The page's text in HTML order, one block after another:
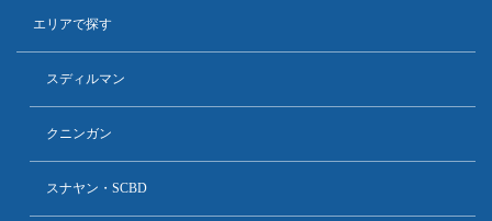
エリアで探す
スディルマン
クニンガン
スナヤン・SCBD